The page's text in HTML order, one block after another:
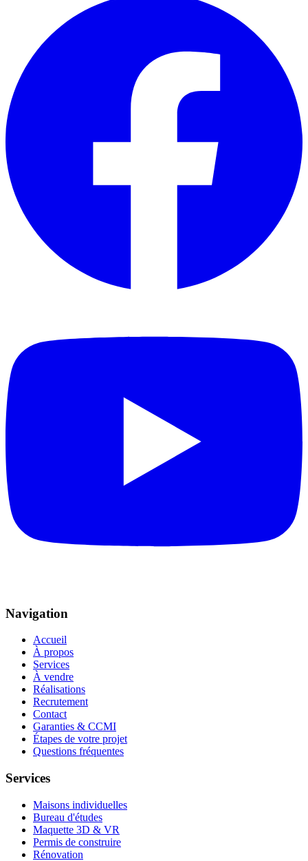
Navigation
Accueil
À propos
Services
À vendre
Réalisations
Recrutement
Contact
Garanties & CCMI
Étapes de votre projet
Questions fréquentes
Services
Maisons individuelles
Bureau d'études
Maquette 3D & VR
Permis de construire
Rénovation